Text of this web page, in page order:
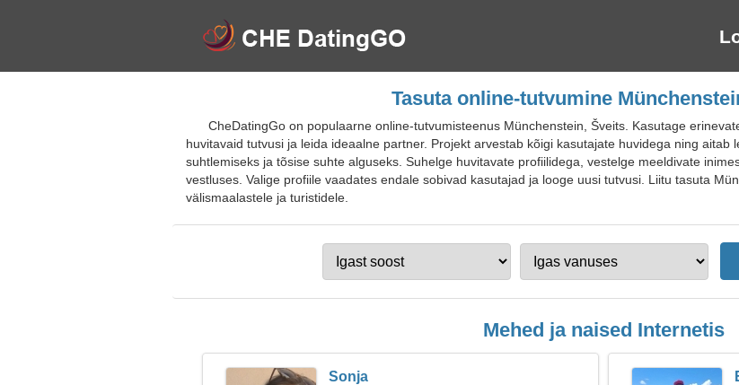
Tasuta online-tutvumine
CheDatingGo on populaarne online-tutvumisteenus Münchenstein, Šveits. Kasutage
huvitavaid tutvusi ja leida ideaalne partner. Projekt arvestab kõigi kasutajate huvidega ning aitab
suhtlemiseks ja tõsise suhte alguseks. Suhelge huvitavate profiilidega, vestelge meeldivate
vestluses. Valige profiile vaadates endale sobivad kasutajad ja looge uusi tutvusi. Liitu tasuta
välismaalastele ja turistidele.
Mehed ja naised Internetis
Sonja